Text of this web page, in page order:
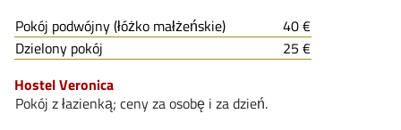
Pokój podwójny (łóżko małżeńskie)
40 €
Dzielony pokój
25 €
Hostel Veronica
Pokój z łazienką; ceny za osobę i za dzień.